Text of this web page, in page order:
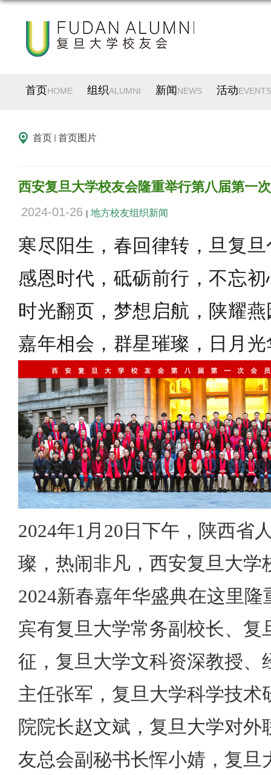
首页HOME 组织ALUMNI 新闻 NEWS 活动EVENTS
首页 首页图片
西安复旦大学校友会隆重举行第八届第一
2024-01-26 地方校友组织新闻
寒尽阳生，春回律转，旦复
感恩时代，砥砺前行，不忘
时光翻页，梦想启航，陕耀
嘉年相会，群星璀璨，日月
2024年1月20日下午，陕西省
璨，热闹非凡，西安复旦大
2024新春嘉年华盛典在这里
宾有复旦大学常务副校长、
征，复旦大学文科资深教授
主任张军，复旦大学科学技
院院长赵文斌，复旦大学对
友总会副秘书长恽小婧，复